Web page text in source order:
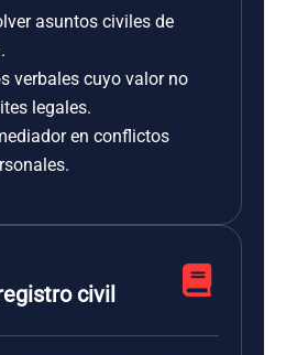
asuntos civiles de
verbales cuyo valor no
legales.
en conflictos
civil